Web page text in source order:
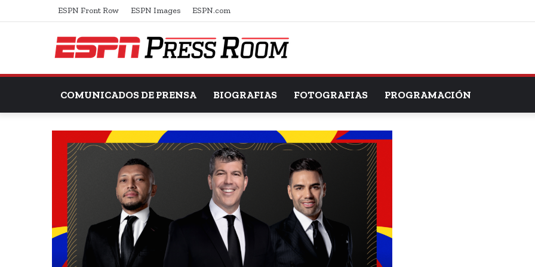
ESPN Front Row ESPN Images ESPN.com
COMUNICADOS DE PRENSA BIOGRAFIAS FOTOGRAFIAS PROGRAMACIÓN